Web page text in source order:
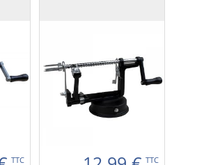
TTC TTC